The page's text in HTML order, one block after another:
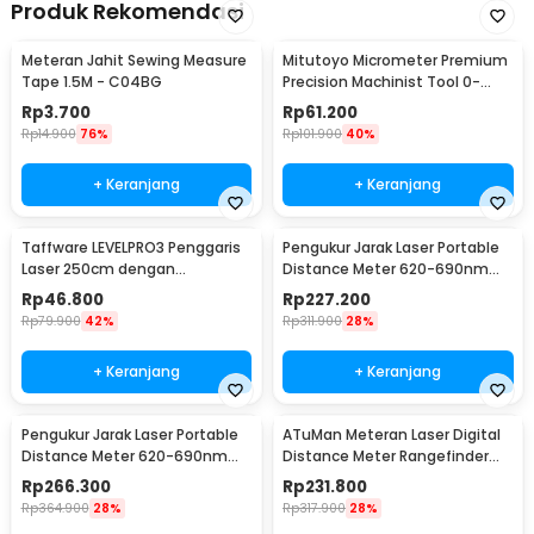
Produk Rekomendasi
Meteran Jahit Sewing Measure
Tape 1.5M - C04BG
Rp3.700
Rp14.900 76%
+ Keranjang
Mitutoyo Micrometer Premium
Precision Machinist Tool 0-
25mm 0.01mm - QST008
Rp61.200
Rp101.900 40%
+ Keranjang
Taffware LEVELPRO3 Penggaris
Laser 250cm dengan
Waterpass - TL243
Rp46.800
Rp79.900 42%
+ Keranjang
Pengukur Jarak Laser Portable
Distance Meter 620-690nm
40M - D201
Rp227.200
Rp311.900 28%
+ Keranjang
Pengukur Jarak Laser Portable
Distance Meter 620-690nm
100M - D201
Rp266.300
Rp364.900 28%
ATuMan Meteran Laser Digital
Distance Meter Rangefinder
Portable 40M - LS-P
Rp231.800
Rp317.900 28%